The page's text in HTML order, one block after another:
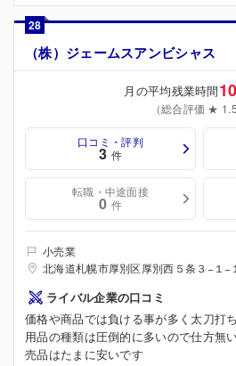
28
（株）ジェームスアンビシャス
月の平均残業時間
（総合評価 ★ 1.5
口コミ・評判
3 件
転職・中途面接
0 件
小売業
北海道札幌市厚別区厚別西５条３−１−１
ライバル企業の口コミ
価格や商品では負ける事が多く太刀打
用品の種類は圧倒的に多いので仕方無
売品はたまに安いです